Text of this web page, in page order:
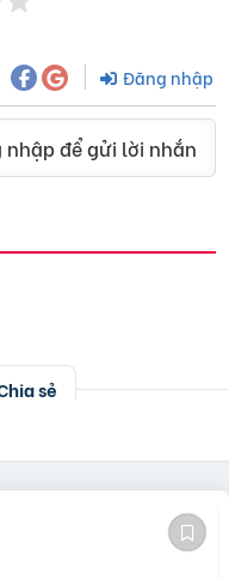
Đăng nhập
nhập để gửi lời nhắn
sẻ